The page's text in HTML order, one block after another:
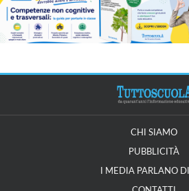
CHI SIAMO
PUBBLICITÀ
I MEDIA PARLANO